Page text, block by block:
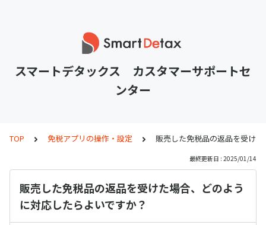
スマートデタックス カスタマーサポートセ
ンター
TOP 免税アプリの操作・設定 販売した免税品の返品を受け
最終更新日 : 2025/01/14
販売した免税品の返品を受けた場合、どのよう
に対応したらよいですか？